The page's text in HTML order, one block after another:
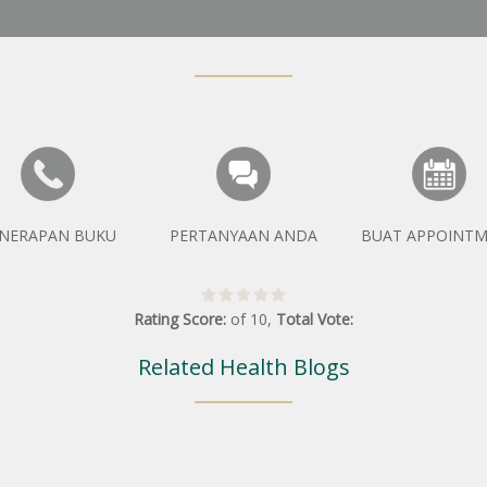
BUKU PERTANYAAN ANDA BUAT
Rating Score: of 10, Total Vote:
Related Health Blogs